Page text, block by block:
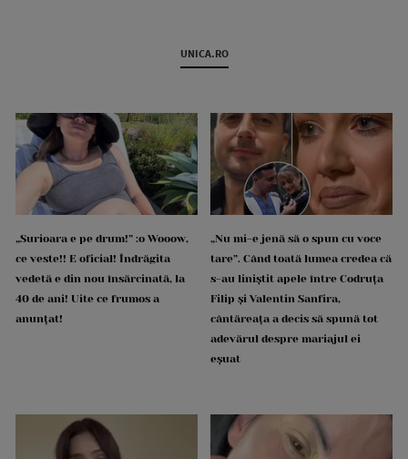
UNICA.RO
„Surioara e pe drum!” :o Wooow,
ce veste!! E oficial! Îndrăgita
vedetă e din nou însărcinată, la
40 de ani! Uite ce frumos a
anunțat!
„Nu mi-e jenă să o spun cu voce
tare”. Când toată lumea credea că
s-au liniștit apele între Codruța
Filip și Valentin Sanfira,
cântăreața a decis să spună tot
adevărul despre mariajul ei
eșuat